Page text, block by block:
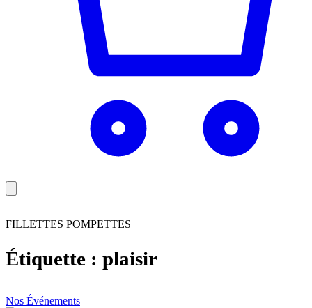
FILLETTES POMPETTES
Étiquette : plaisir
Nos Événements